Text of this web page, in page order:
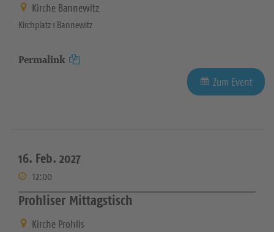
Kirche Bannewitz
Kirchplatz 1 Bannewitz
Permalink
Zum Event
16. Feb. 2027
12:00
Prohliser Mittagstisch
Kirche Prohlis